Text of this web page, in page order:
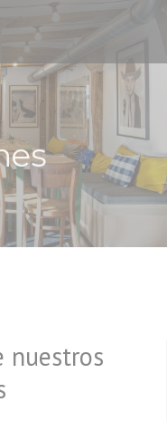
nuestros